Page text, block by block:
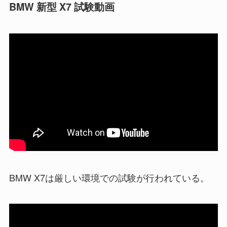
BMW 新型 X7 試験動画
BMW X7は厳しい環境での試験が行われている。